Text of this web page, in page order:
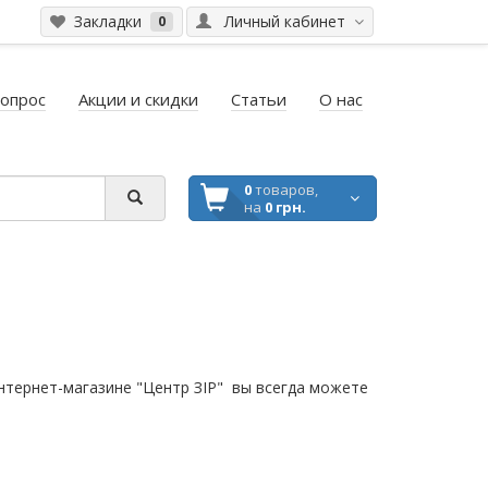
Личный кабинет
Закладки 0
Акции и скидки Статьи О нас
0товаров,
на 0 грн.
магазине "Центр ЗІР" вы всегда можете